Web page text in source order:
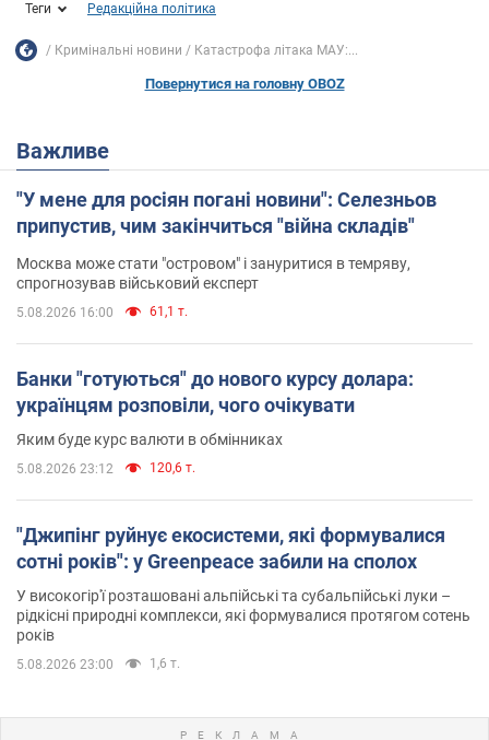
Теги Редакційна політика
Кримінальні новини Катастрофа літака МАУ:...
Повернутися на головну OBOZ
Важливе
"У мене для росіян погані новини": Селезньов
припустив, чим закінчиться "війна складів"
Москва може стати "островом" і зануритися в темряву,
спрогнозував військовий експерт
5.08.2026 16:00 61,1 т.
Банки "готуються" до нового курсу долара:
українцям розповіли, чого очікувати
Яким буде курс валюти в обмінниках
5.08.2026 23:12 120,6 т.
"Джипінг руйнує екосистеми, які формувалися
сотні років": у Greenpeace забили на сполох
У високогір'ї розташовані альпійські та субальпійські луки –
рідкісні природні комплекси, які формувалися протягом сотень
років
5.08.2026 23:00 1,6 т.